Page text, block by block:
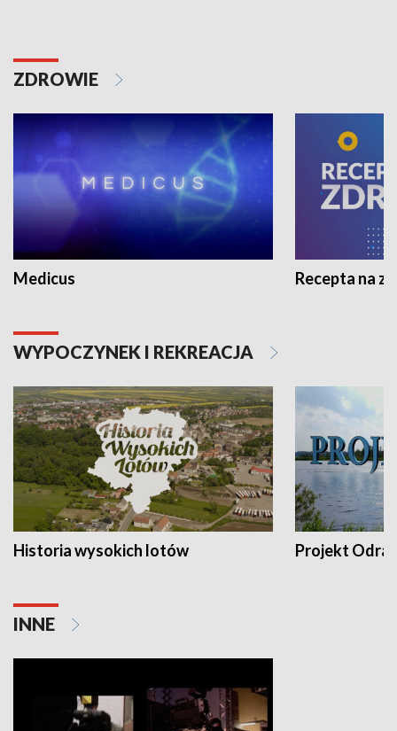
ZDROWIE
Medicus Recepta na
WYPOCZYNEK I REKREACJA
Historia wysokich lotów Projekt Odra
INNE